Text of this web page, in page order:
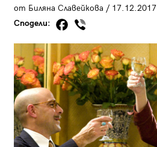
от Биляна Славейкова / 17.12.2017
Сподели: